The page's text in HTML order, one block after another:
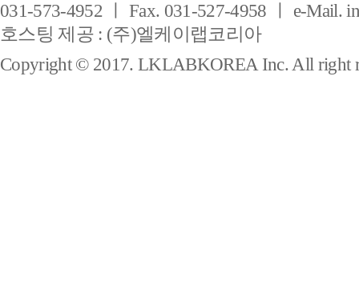
031-573-4952 ㅣ Fax. 031-527-4958 ㅣ e-Mail.
호스팅 제공 : (주)엘케이랩코리아
Copyright © 2017. LKLABKOREA Inc. All right